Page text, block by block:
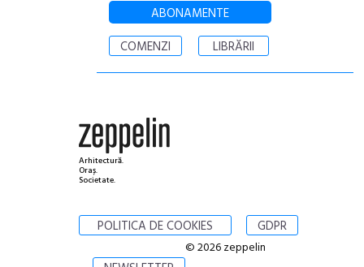
ABONAMENTE
COMENZI
LIBRĂRII
Arhitectură.
Oraș.
Societate.
POLITICA DE COOKIES GDPR
© 2026 zeppelin